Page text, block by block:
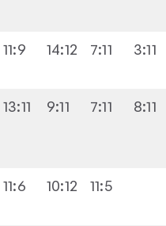
11:9 14:12 7:11 3:11
13:11 9:11 7:11 8:11
11:6 10:12 11:5